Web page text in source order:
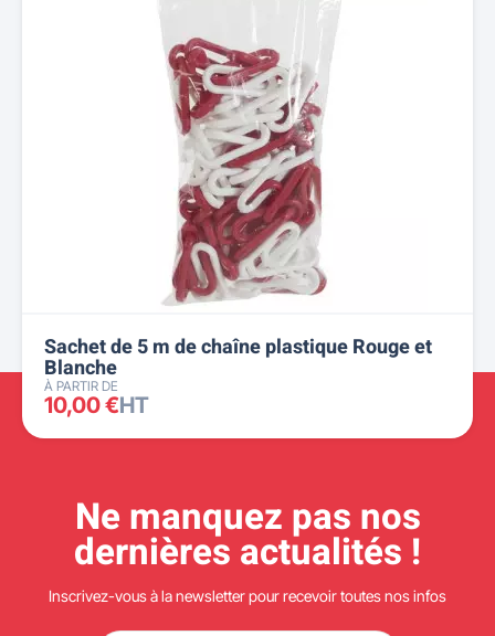
Sachet de 5 m de chaîne plastique Rouge et
Blanche
À PARTIR DE
10,00 €HT
Ne manquez pas nos
dernières actualités !
Inscrivez-vous à la newsletter pour recevoir toutes nos infos